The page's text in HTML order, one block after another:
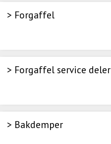
> Forgaffel
> Forgaffel service deler
> Bakdemper